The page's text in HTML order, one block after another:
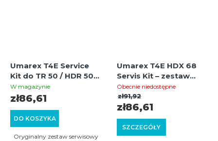
Umarex T4E Service
Kit do TR 50 / HDR 50
Gen2
W magazynie
DO KOSZYKA
zł86,61
Oryginalny zestaw serwisowy
Umarex T4E HDX 68
Servis Kit – zestaw
uszczelek i sprężyn
Obecnie niedostępne
SZCZEGÓŁY
zł86,61
zł91,92